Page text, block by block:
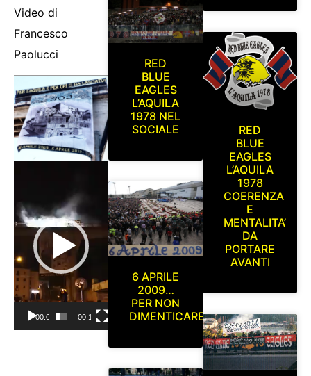
Video di
Francesco
Paolucci
Video
Player
00:00 00:15
RED
BLUE
EAGLES
L’AQUILA
1978 NEL
SOCIALE
6 APRILE
2009…
PER NON
DIMENTICARE
RED
BLUE
EAGLES
L’AQUILA
1978
COERENZA
E
MENTALITA’
DA
PORTARE
AVANTI